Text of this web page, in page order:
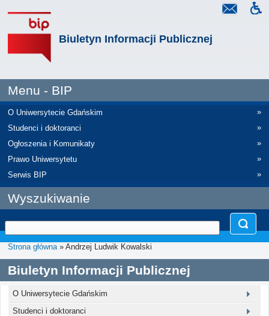
Biuletyn Informacji Publicznej
Menu - BIP
O Uniwersytecie Gdańskim
»
Studenci i doktoranci
»
Ogłoszenia i Komunikaty
»
Prawo Uniwersytetu
»
Serwis BIP
»
Wyszukiwanie
Strona główna» Andrzej Ludwik Kowalski
Biuletyn Informacji Publicznej
O Uniwersytecie Gdańskim
Studenci i doktoranci